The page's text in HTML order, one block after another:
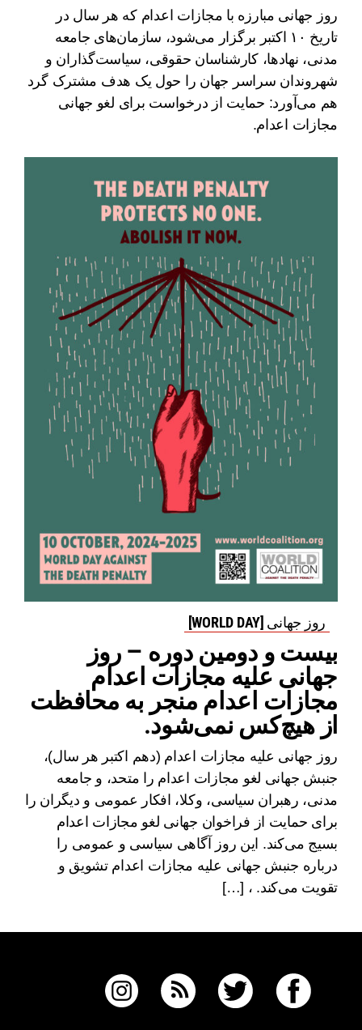
روز جهانی مبارزه با مجازات اعدام که هر سال در
تاریخ ۱۰ اکتبر برگزار می‌شود، سازمان‌های جامعه
مدنی، نهادها، کارشناسان حقوقی، سیاست‌گذاران و
شهروندان سراسر جهان را حول یک هدف مشترک گرد
هم می‌آورد: حمایت از درخواست برای لغو جهانی
مجازات اعدام.
روز جهانی [WORLD DAY]
بیست و دومین دوره – روز
جهانی علیه مجازات اعدام
مجازات اعدام منجر به محافظت
از هیچ‌کس نمی‌شود.
روز جهانی علیه مجازات اعدام (دهم اکتبر هر سال)،
جنبش جهانی لغو مجازات اعدام را متحد، و جامعه
مدنی، رهبران سیاسی، وکلا، افکار عمومی و دیگران را
برای حمایت از فراخوان جهانی لغو مجازات اعدام
بسیج می‌کند. این روز آگاهی سیاسی و عمومی را
درباره جنبش جهانی علیه مجازات اعدام تشویق و
تقویت می‌کند. ، […]